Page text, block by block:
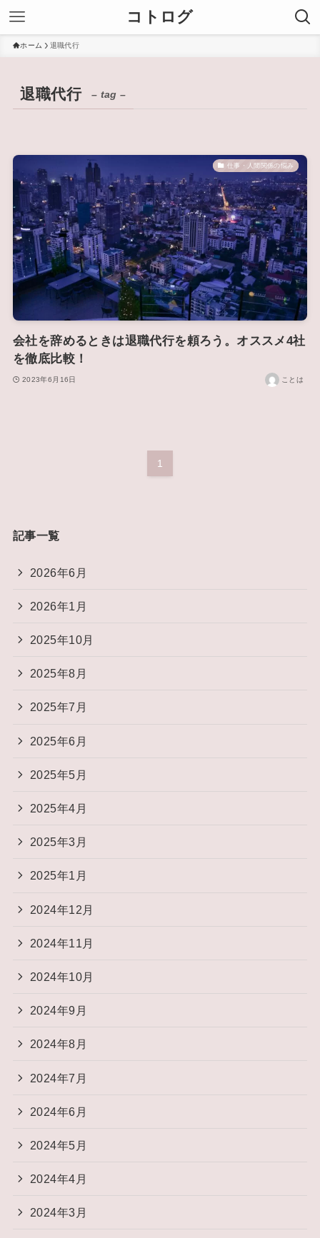
コトログ
ホーム 退職代行
退職代行 – tag –
仕事・人間関係の悩み
会社を辞めるときは退職代行を頼ろう。オススメ4社
を徹底比較！
2023年6月16日 ことは
1
記事一覧
2026年6月
2026年1月
2025年10月
2025年8月
2025年7月
2025年6月
2025年5月
2025年4月
2025年3月
2025年1月
2024年12月
2024年11月
2024年10月
2024年9月
2024年8月
2024年7月
2024年6月
2024年5月
2024年4月
2024年3月